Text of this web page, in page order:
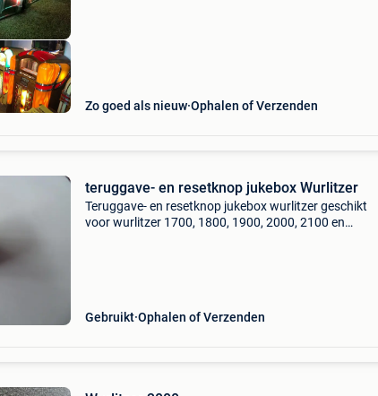
Zo goed als nieuw Ophalen of Verzenden
teruggave- en resetknop jukebox Wurlitzer
Teruggave- en resetknop jukebox wurlitzer geschikt
voor wurlitzer 1700, 1800, 1900, 2000, 2100 en
Gebruikt Ophalen of Verzenden